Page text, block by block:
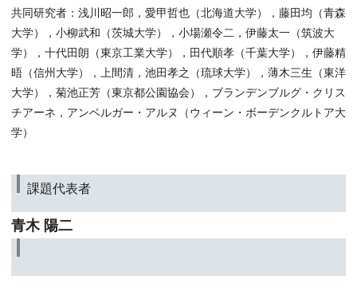
共同研究者：浅川昭一郎，愛甲哲也（北海道大学），藤田均（青森
大学），小柳武和（茨城大学），小場瀬令二，伊藤太一（筑波大
学），十代田朗（東京工業大学），田代順孝（千葉大学），伊藤精
晤（信州大学），上間清，池田孝之（琉球大学），薄木三生（東洋
大学），菊池正芳（東京都公園協会），ブランデンブルグ・クリス
チアーネ，アンベルガー・アルヌ（ウィーン・ボーデンクルトア大
学）
課題代表者
青木 陽二